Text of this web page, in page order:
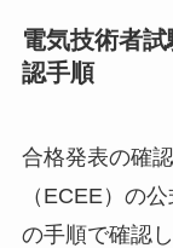
電気技術者
認手順
合格発表の確
（ECEE）の
の手順で確認し